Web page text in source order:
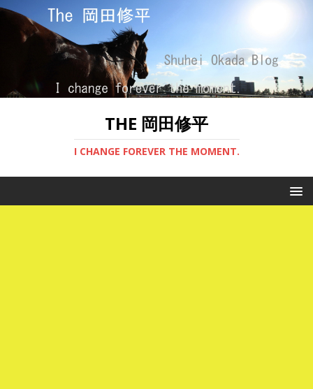
THE 岡田修平
I CHANGE FOREVER THE MOMENT.